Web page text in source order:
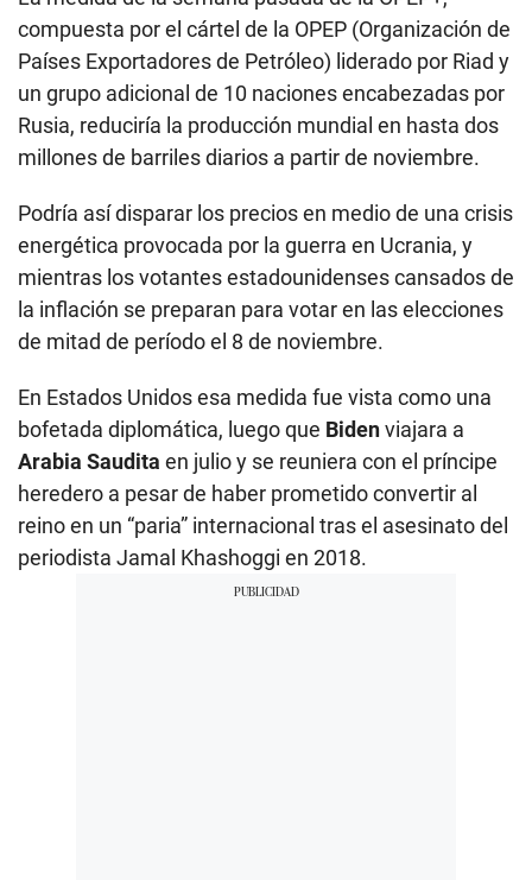
compuesta por el cártel de la OPEP (Organización de
Países Exportadores de Petróleo) liderado por Riad y
un grupo adicional de 10 naciones encabezadas por
Rusia, reduciría la producción mundial en hasta dos
millones de barriles diarios a partir de noviembre.
Podría así disparar los precios en medio de una crisis
energética provocada por la guerra en Ucrania, y
mientras los votantes estadounidenses cansados de
la inflación se preparan para votar en las elecciones
de mitad de período el 8 de noviembre.
En Estados Unidos esa medida fue vista como una
bofetada diplomática, luego que Bidenviajara a
Arabia Saudita en julio y se reuniera con el príncipe
heredero a pesar de haber prometido convertir al
reino en un “paria” internacional tras el asesinato del
periodista Jamal Khashoggi en 2018.